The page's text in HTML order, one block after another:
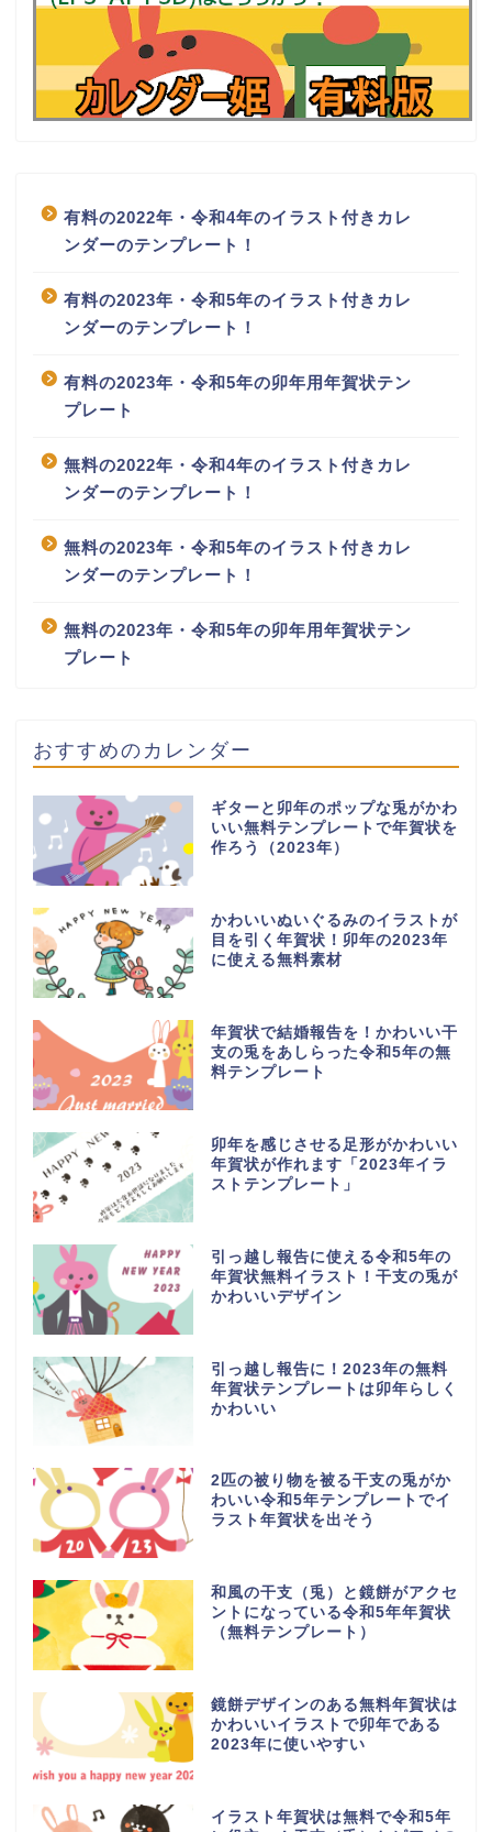
有料の2022年・令和4年のイラスト付きカレ
ンダーのテンプレート！
有料の2023年・令和5年のイラスト付きカレ
ンダーのテンプレート！
有料の2023年・令和5年の卯年用年賀状テン
プレート
無料の2022年・令和4年のイラスト付きカレ
ンダーのテンプレート！
無料の2023年・令和5年のイラスト付きカレ
ンダーのテンプレート！
無料の2023年・令和5年の卯年用年賀状テン
プレート
おすすめのカレンダー
ギターと卯年のポップな兎がかわ
いい無料テンプレートで年賀状を
作ろう（2023年）
かわいいぬいぐるみのイラストが
目を引く年賀状！卯年の2023年
に使える無料素材
年賀状で結婚報告を！かわいい干
支の兎をあしらった令和5年の無
料テンプレート
卯年を感じさせる足形がかわいい
年賀状が作れます「2023年イラ
ストテンプレート」
引っ越し報告に使える令和5年の
年賀状無料イラスト！干支の兎が
かわいいデザイン
引っ越し報告に！2023年の無料
年賀状テンプレートは卯年らしく
かわいい
2匹の被り物を被る干支の兎がか
わいい令和5年テンプレートでイ
ラスト年賀状を出そう
和風の干支（兎）と鏡餅がアクセ
ントになっている令和5年年賀状
（無料テンプレート）
鏡餅デザインのある無料年賀状は
かわいいイラストで卯年である
2023年に使いやすい
イラスト年賀状は無料で令和5年